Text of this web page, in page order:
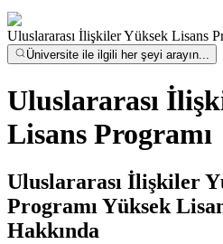
Uluslararası İlişkiler Yüksek Lisans
Üniversite ile ilgili her şeyi arayın...
Uluslararası
Lisans Programı
Uluslararası İlişkiler
Programı Yüksek
Hakkında